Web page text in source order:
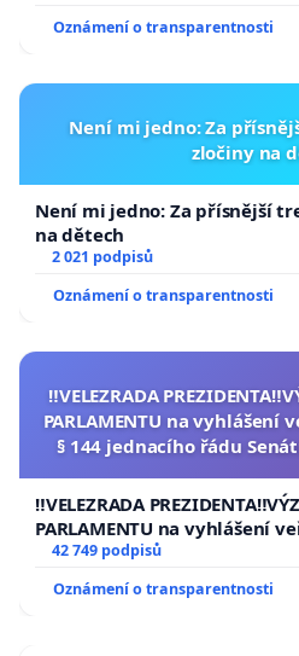
Oznámení o transparentnosti
Není mi jedno: Za
zločiny na
Není mi jedno: Za přísnější
na dětech
2 021 podpisů
Oznámení o transparentnosti
‼️VELEZRADA
PARLAMENTU na vyhlášení
§ 144 jednacího řádu
‼️VELEZRADA
PARLAMENTU na vyhlášení
144 jednacího řádu Senátu k
republiky
42 749 podpisů
Oznámení o transparentnosti